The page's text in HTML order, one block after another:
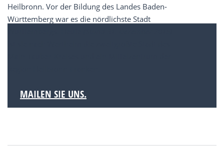
Heilbronn. Vor der Bildung des Landes Baden-
Württemberg war es die nördlichste Stadt
MAILEN SIE UNS.